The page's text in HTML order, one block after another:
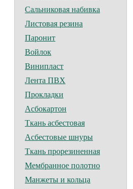
Сальниковая набивка
Листовая резина
Паронит
Войлок
Винипласт
Лента ПВХ
Прокладки
Асбокартон
Ткань асбестовая
Асбестовые шнуры
Ткань прорезиненная
Мембранное полотно
Манжеты и кольца